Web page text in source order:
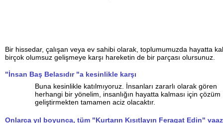
Bir hissedar, çalışan veya ev sahibi olarak, toplumumuzda hayatta
birçok olumsuz gelişmeye karşı hareketin de bir parçası olursunuz.
"İnsan Baş Belasıdır "a kesinlikle karşı
Buna kesinlikle katılmıyoruz. İnsanları zararlı olarak gören
herhangi bir yönelim, insanlığın hayatta kalması için çözüm
geliştirmekten tamamen aciz olacaktır.
Onlarca yıl boyunca, tüm "Kurtarın Kısıtlayın Feragat Edin"